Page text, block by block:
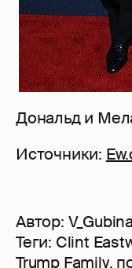
Дональд и
Источники:
Автор: V_Gubina
Теги: Clint
Trump Family,